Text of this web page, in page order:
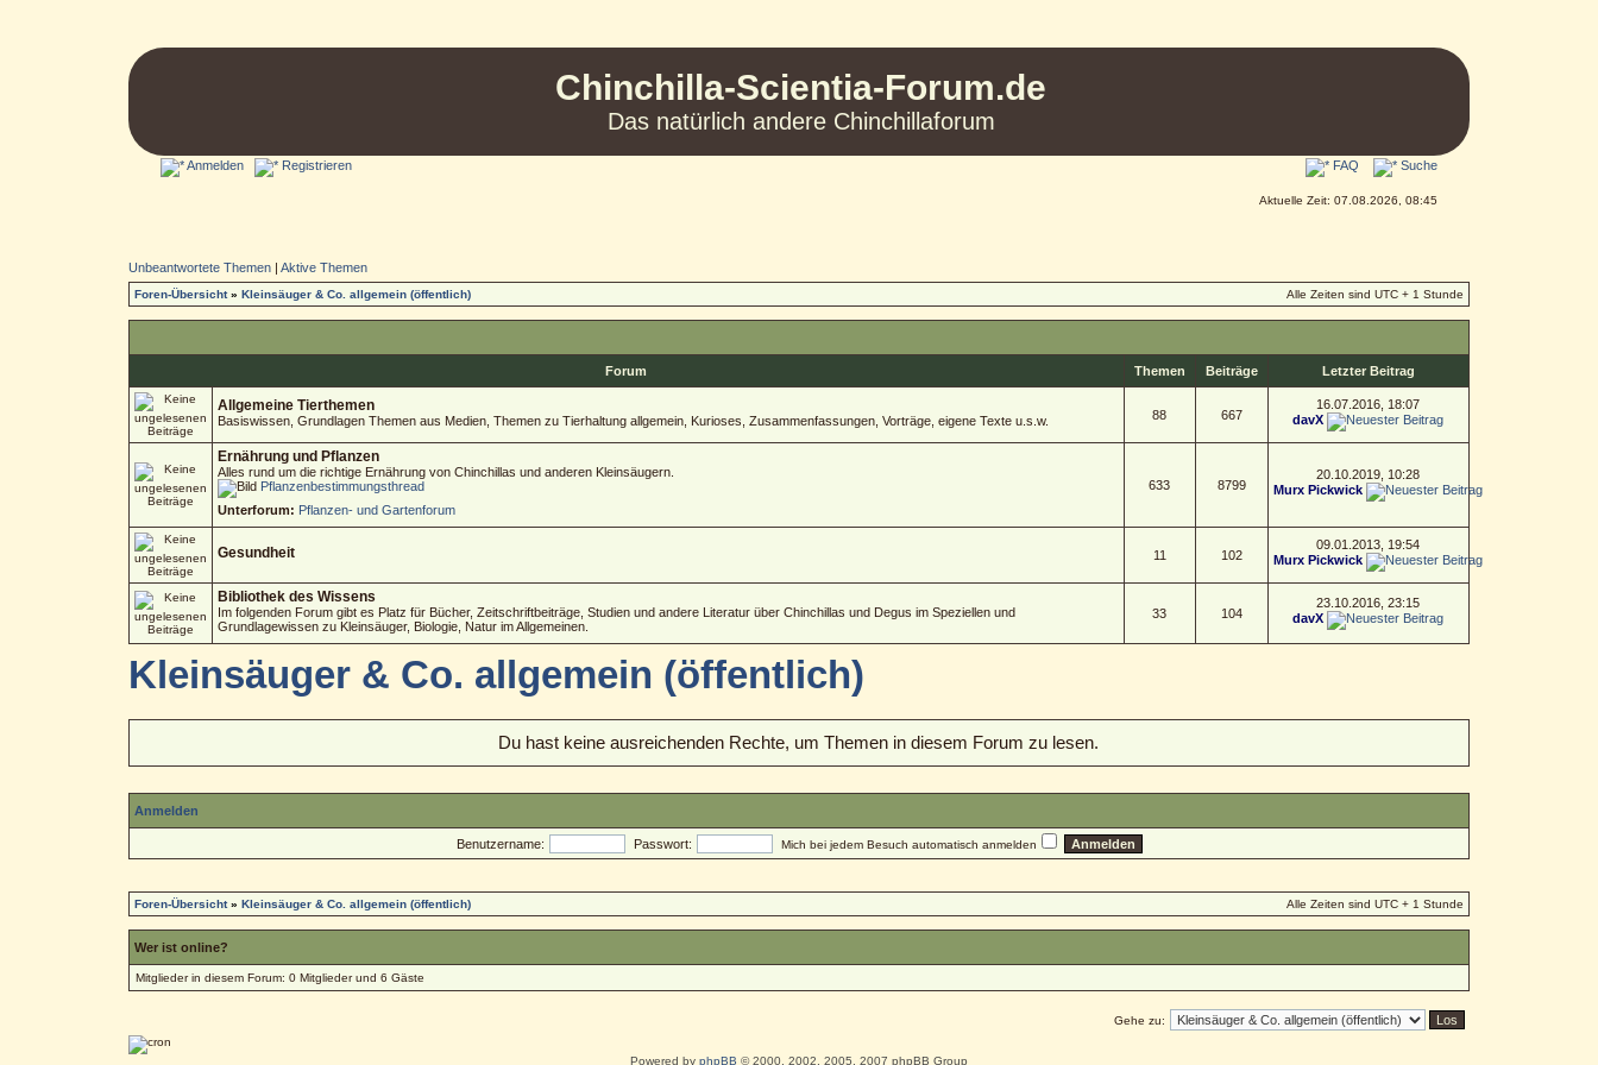
Chinchilla-Scientia-Forum.de
Das natürlich andere Chinchillaforum
Anmelden Registrieren FAQ Suche
Aktuelle Zeit: 07.08.2026, 08:45
Unbeantwortete Themen| Aktive Themen
Foren-Übersicht» Kleinsäuger & Co. allgemein (öffentlich) Alle Zeiten sind UTC + 1 Stunde
Forum Themen Beiträge Letzter Beitrag
Allgemeine Tierthemen
Basiswissen, Grundlagen Themen aus Medien, Themen zu Tierhaltung allgemein, Kurioses, Zusammenfassungen, Vorträge, eigene Texte u.s.w. 88 667
16.07.2016, 18:07
davX
Ernährung und Pflanzen
Alles rund um die richtige Ernährung von Chinchillas und anderen Kleinsäugern.
Pflanzenbestimmungsthread
Unterforum: Pflanzen- und Gartenforum
633 8799
20.10.2019, 10:28
Murx Pickwick
Gesundheit 11 102
09.01.2013, 19:54
Murx Pickwick
Bibliothek des Wissens
Im folgenden Forum gibt es Platz für Bücher, Zeitschriftbeiträge, Studien und andere Literatur über Chinchillas und Degus im Speziellen und
Grundlagewissen zu Kleinsäuger, Biologie, Natur im Allgemeinen.
33 104
23.10.2016, 23:15
davX
Kleinsäuger & Co. allgemein (öffentlich)
Du hast keine ausreichenden Rechte, um Themen in diesem Forum zu lesen.
Anmelden
Benutzername: Passwort: Mich bei jedem Besuch automatisch anmelden
Foren-Übersicht» Kleinsäuger & Co. allgemein (öffentlich) Alle Zeiten sind UTC + 1 Stunde
Wer ist online?
Mitglieder in diesem Forum: 0 Mitglieder und 6 Gäste
Gehe zu:
Powered by phpBB © 2000, 2002, 2005, 2007 phpBB Group